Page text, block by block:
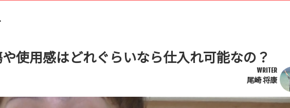
使用感はどれぐらいなら仕入れ可能なの？
WRITER
尾崎 将康